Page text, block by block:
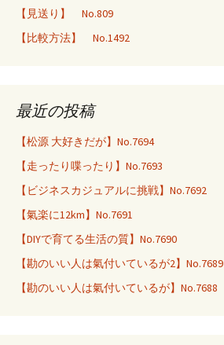
【見送り】 No.809
【比較方法】 No.1492
最近の投稿
【松源 大好きだが】No.7694
【走ったり喋ったり】No.7693
【ビジネスカジュアルに挑戦】No.7692
【氣楽に12km】No.7691
【DIYで育てる生活の質】No.7690
【勘のいい人は氣付いているが2】No.7689
【勘のいい人は氣付いているが】No.7688